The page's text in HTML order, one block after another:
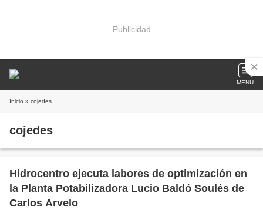
Publicidad
MENU
Inicio » cojedes
cojedes
Hidrocentro ejecuta labores de optimización en
la Planta Potabilizadora Lucio Baldó Soulés de
Carlos Arvelo